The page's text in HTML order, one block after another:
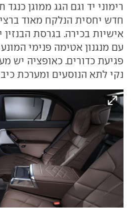
רימוני יד וגם הגג ממוגן
חדש יחסית הנלקח מאוד
אישיות בכירה. בגרסת הבנזין
עם מנגנון אטימה פנימי
פגיעת כדורים. כאופציה יש
נקי לתא הנוסעים ומערכת